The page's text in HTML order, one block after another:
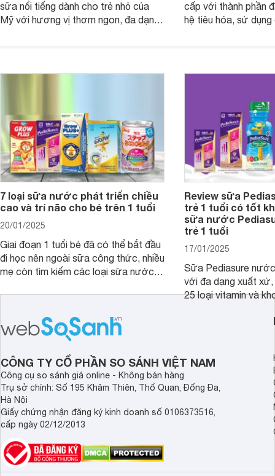
sữa nổi tiếng dành cho trẻ nhỏ của
Mỹ với hương vị thơm ngon, đa dạng
Pediasure Grow &amp; Gain hiện nay
cấp với thành phần
hệ tiêu hóa, sử
cùng Websosanh.vn
7 loại sữa nước phát triển chiều
cao và trí não cho bé trên 1 tuổi
20/01/2025
Giai đoạn 1 tuổi bé đã có thể bắt đầu
đi học nên ngoài sữa công thức, nhiều
mẹ còn tìm kiếm các loại sữa nước
1 tuổi tốt mà mẹ bỉm nên lựa chọn.
Review sữa
trẻ 1 tuổi có tốt
sữa nước
trẻ 1 tuổi
17/01/2025
Sữa Pediasure
với đa dạng xuất
25 loại vitamin và
CÔNG TY CỔ PHẦN SO SÁNH VIỆT NAM
Công cụ so sánh giá online - Không bán hàng
Trụ sở chính: Số 195 Khâm Thiên, Thổ Quan, Đống Đa,
Hà Nội
Giấy chứng nhận đăng ký kinh doanh số 0106373516,
cấp ngày 02/12/2013